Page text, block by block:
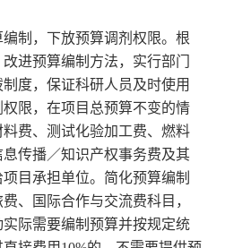
，下放预算调剂权限。根
进预算编制方法，实行部门
度，保证科研人员及时使用
限，在项目总预算不变的情
费、测试化验加工费、燃料
传播／知识产权事务费及其
目承担单位。简化预算编制
、国际合作与交流费科目，
际需要编制预算并按规定统